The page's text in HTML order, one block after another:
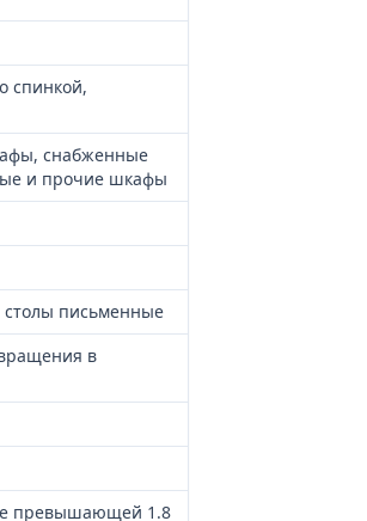
спинкой,
снабженные
и прочие шкафы
письменные
в
превышающей 1.8